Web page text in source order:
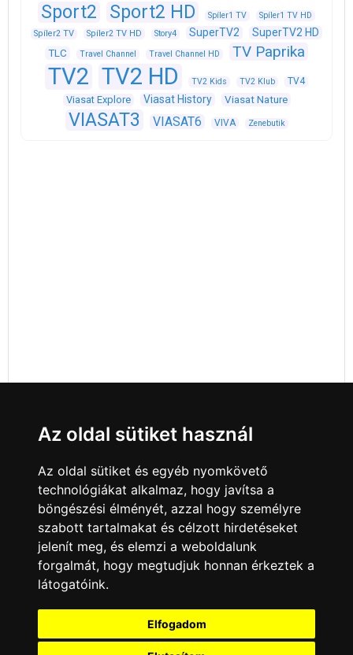
Sport2 Sport2 HD Spíler1 TV
Spíler1 TV HD
Spíler2 TV
Spíler2 TV HD Story4 SuperTV2 SuperTV2 HD
TLC Travel Channel Travel Channel HD TV Paprika
TV2 TV2 HD TV2 Kids TV2 Klub TV4
Viasat Explore Viasat History Viasat Nature
VIASAT3 VIASAT6 VIVA Zenebutik
Minden jog fenntartva © 2008 - 2026
A csatornák a műsorváltoztatás jogát
Az oldal sütiket használ
Az oldal sütiket és egyéb nyomkövető
technológiákat alkalmaz, hogy javítsa a
böngészési élményét, azzal hogy személyre
szabott tartalmakat és célzott hirdetéseket
jelenít meg, és elemzi a weboldalunk
forgalmát, hogy megtudjuk honnan érkeztek a
látogatóink.
Elfogadom